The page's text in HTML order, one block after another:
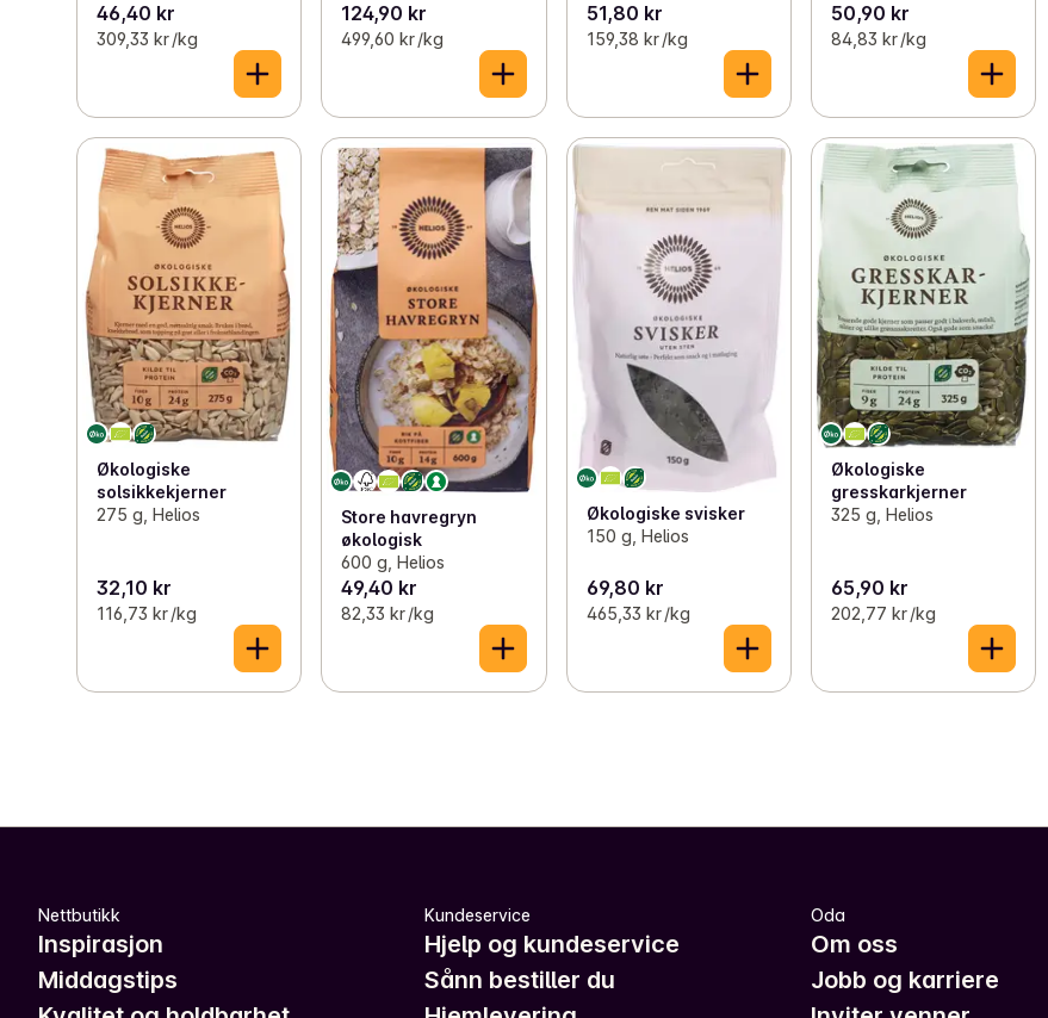
46,40 kr
309,33 kr /kg
124,90 kr
499,60 kr /kg
51,80 kr
159,38 kr /kg
50,90 kr
84,83 kr /kg
Økologiske
solsikkekjerner
275 g, Helios
32,10 kr
116,73 kr /kg
Store havregryn
økologisk
600 g, Helios
49,40 kr
82,33 kr /kg
Økologiske svisker
150 g, Helios
69,80 kr
465,33 kr /kg
Økologiske
gresskarkjerner
325 g, Helios
65,90 kr
202,77 kr /kg
Nettbutikk
Inspirasjon
Middagstips
Kundeservice
Hjelp og kundeservice
Sånn bestiller du
Oda
Om oss
Jobb og karriere